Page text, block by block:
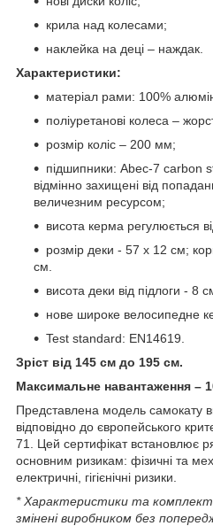
крила над колесами;
наклейка на деці – наждак.
Характеристики:
матеріал рами: 100%
поліуретанові колеса –
розмір коліс – 200 мм;
підшипники: Abec-7 carbon
відмінно захищені від
величезним ресурсом;
висота керма регулюється
розмір деки - 57 х 12 см;
см.
висота деки від підлоги - 8
нове широке велосипедне
Test standard: EN14619.
Зріст від 145 см до 195 см.
Максимальне навантаження –
Представлена модель самокату
відповідно до європейського
71. Цей сертифікат встановлює
основним ризикам: фізичні та
електричні, гігієнічні ризики.
* Характеристики та
змінені виробником без